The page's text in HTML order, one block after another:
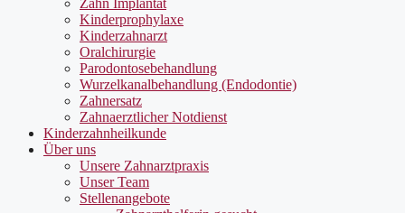
Zahn Implantat
Kinderprophylaxe
Kinderzahnarzt
Oralchirurgie
Parodontosebehandlung
Wurzelkanalbehandlung (Endodontie)
Zahnersatz
Zahnaerztlicher Notdienst
Kinderzahnheilkunde
Über uns
Unsere Zahnarztpraxis
Unser Team
Stellenangebote